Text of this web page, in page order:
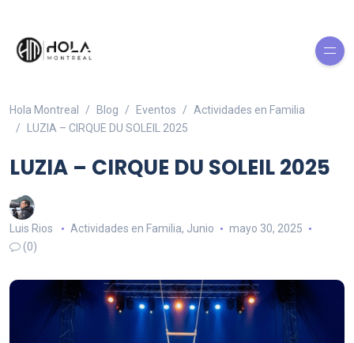
Hola Montreal Blog Eventos
Actividades en Familia
LUZIA – CIRQUE DU SOLEIL 2025
LUZIA – CIRQUE DU SOLEIL 2025
Luis Rios Actividades en Familia, Junio
mayo 30, 2025
(0)